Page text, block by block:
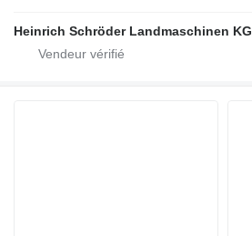
Heinrich Schröder Landmaschinen KG